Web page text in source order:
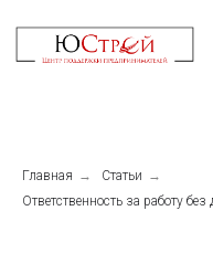
Главная → Статьи →
Ответственность за работу